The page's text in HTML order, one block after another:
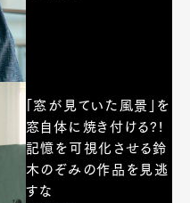
「窓が見ていた風景」を
窓自体に焼き付ける?!
記憶を可視化させる鈴
木のぞみの作品を見逃
すな